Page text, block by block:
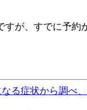
が、すでに予約
る症状から調べ